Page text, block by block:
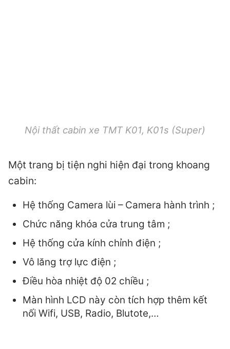
Nội thất cabin xe TMT K01, K01s (Super)
Một trang bị tiện nghi hiện đại trong khoang
cabin:
Hệ thống Camera lùi – Camera hành trình ;
Chức năng khóa cửa trung tâm ;
Hệ thống cửa kính chỉnh điện ;
Vô lăng trợ lực điện ;
Điều hòa nhiệt độ 02 chiều ;
Màn hình LCD này còn tích hợp thêm kết
nối Wifi, USB, Radio, Blutote,…